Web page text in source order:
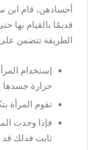
أجسادهن، قام ابن
قديمًا بالقيام بها
الطريقة تتضمن
إستخدام
حرارة جسدها
تقوم المرأة
فإذا وجدت
ثابت فذلك